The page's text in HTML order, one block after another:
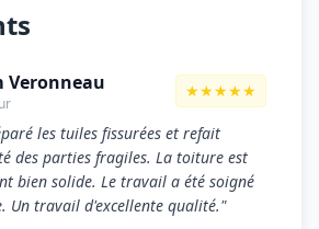
Veronneau ★★★★★
les tuiles fissurées et refait
des parties fragiles. La toiture est
bien solide. Le travail a été soigné
Un travail d'excellente qualité."